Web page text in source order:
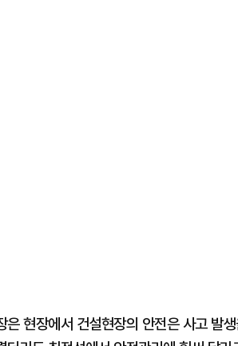
은 현장에서 건설현장의 안전은 사고 발